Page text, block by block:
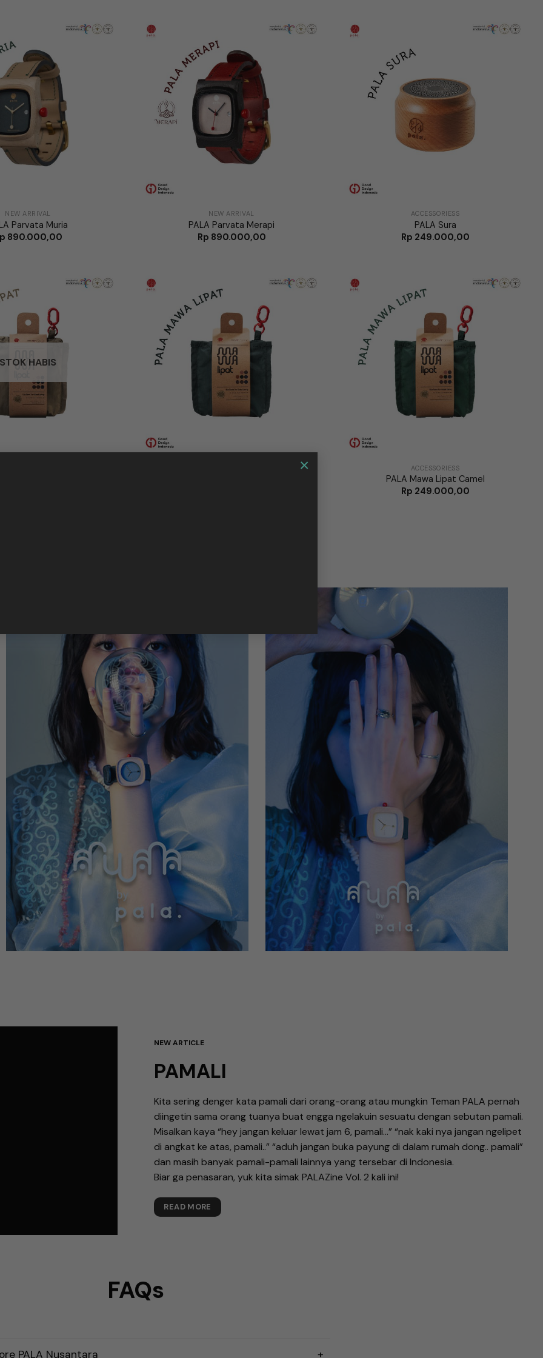
×
NEW ARRIVAL
Parvata Muria
890.000,00
NEW ARRIVAL
PALA Parvata Merapi
Rp 890.000,00
ACCESSORIESS
PALA Sura
Rp 249.000,00
STOK HABIS
ACCESSORIESS
PALA Mawa Lipat Camel
Rp 249.000,00
NEW ARTICLE
PAMALI
Kita sering denger kata pamali dari orang-orang atau mungkin Teman PALA pernah
diingetin sama orang tuanya buat engga ngelakuin sesuatu dengan sebutan pamali.
Misalkan kaya “hey jangan keluar lewat jam 6, pamali…” “nak kaki nya jangan ngelipet
di angkat ke atas, pamali..” “aduh jangan buka payung di dalam rumah dong.. pamali”
dan masih banyak pamali-pamali lainnya yang tersebar di Indonesia.
Biar ga penasaran, yuk kita simak PALAZine Vol. 2 kali ini!
READ MORE
FAQs
PALA Nusantara